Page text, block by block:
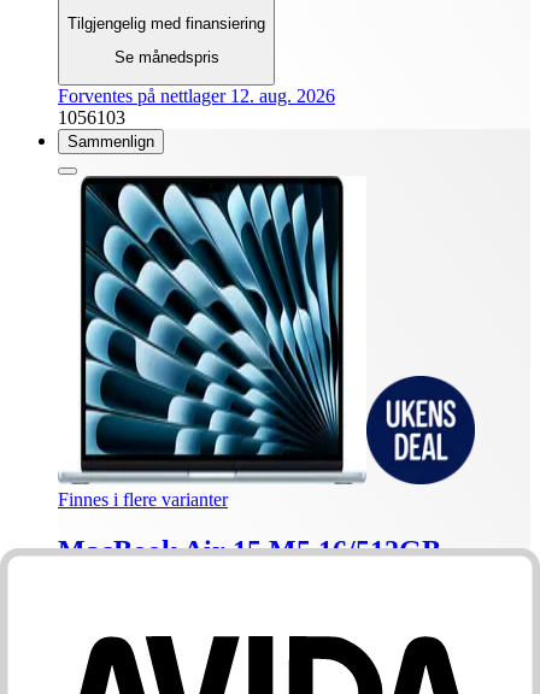
Tilgjengelig med finansiering
Se månedspris
Forventes på nettlager 12. aug. 2026
1056103
Sammenlign
Finnes i flere varianter
MacBook Air 15 M5 16/512GB
Dette produktet er rangert med 5 av 5 stjerner. 51
Apple M5 SoC 10c CPU/10c GPU
15,3" Liquid Retina Display